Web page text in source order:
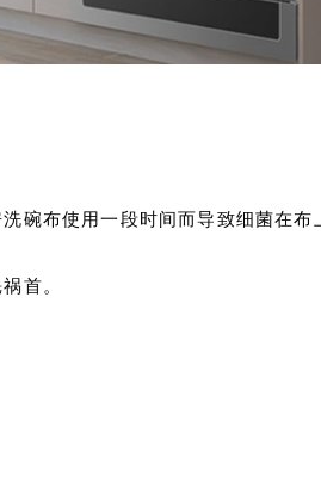
碗布使用一段时间而导致细菌在
首。